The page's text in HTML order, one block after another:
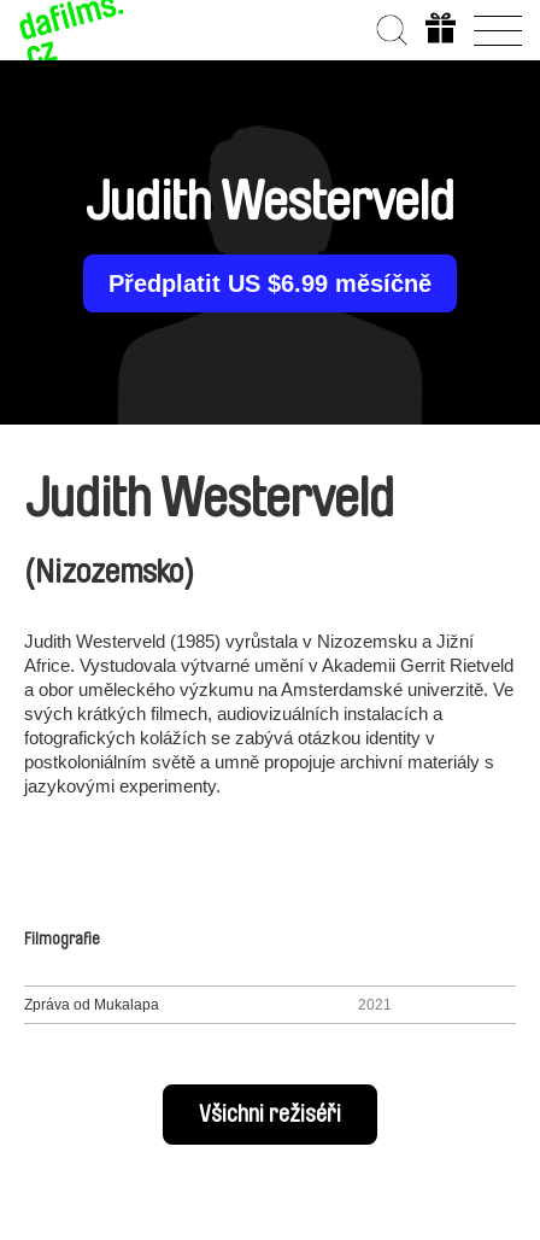
Judith Westerveld
Předplatit US $6.99 měsíčně
Judith Westerveld
(Nizozemsko)
Judith Westerveld (1985) vyrůstala v Nizozemsku a Jižní
Africe. Vystudovala výtvarné umění v Akademii Gerrit Rietveld
a obor uměleckého výzkumu na Amsterdamské univerzitě. Ve
svých krátkých filmech, audiovizuálních instalacích a
fotografických kolážích se zabývá otázkou identity v
postkoloniálním světě a umně propojuje archivní materiály s
jazykovými experimenty.
Filmografie
Zpráva od Mukalapa 2021
Všichni režiséři